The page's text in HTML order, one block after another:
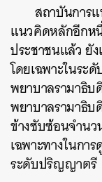
สถาบันการ
แนวคิดหลักอีกห
ประชาชนแล้ว ยั
โดยเฉพาะในร
พยาบาลรามาธิบ
พยาบาลรามาธิ
ข้างซับซ้อนจำน
เฉพาะทางในกา
ระดับปริญญาตรี